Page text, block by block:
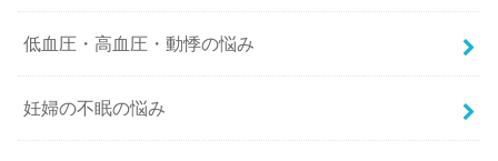
低血圧・高血圧・動悸の悩み
妊婦の不眠の悩み